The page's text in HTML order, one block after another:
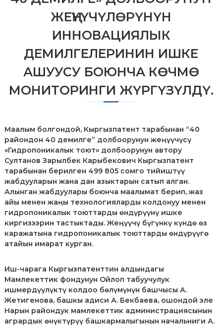
а
л
ь
н
о
й
с
т
в
е
н
о
с
т
и
п
и
К
р
г
ы
з
п
а
т
ЖЕҢҮҮЧҮЛӨРҮНҮН
ИННОВАЦИЯЛЫК
ДЕМИЛГЕЛЕРИНИН ИШКЕ
АШУУСУ БОЮНЧА КӨЧМӨ
МОНИТОРИНГИ ЖҮРГҮЗҮЛДҮ.
Маалым болгондой, Кыргызпатент тарабынан “40
райондон 40 демилге” долбоорунун жеңүүчүсү
«Гидропоникалык тоют» долбоорунун автору
Султанов Зарылбек Карыбекович Кыргызпатент
тарабынан берилген 499 805 сомго тийиштүү
жабдууларын жана дан азыктарын сатып алган.
Алынган жабдуулары боюнча маалымат берип, жаз
айы менен жаңы технологияларды колдонуу менен
гидропоникалык тоюттарды өндүрүүнү ишке
киргизээрин тастыктады. Жеңүүчү бүгүнкү күндө өз
каражатына гидропоникалык тоюттарды өндүрүүгө
атайын имарат курган.
Иш-чарага Кыргызпатенттин алдындагы
Мамлекеттик фондунун Ойлоп табуучулук
ишмердүүлүктү колдоо бөлүмүнүн башчысы А.
Жетигенова, башкы адиси А. Бекбаева, ошондой эле
Нарын райондук мамлекеттик администрациясынын
агрардык өнүктүрүү башкармалыгынын начальниги А.